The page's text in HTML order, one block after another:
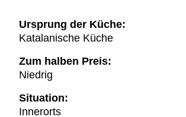
Ursprung der Küche:
Katalanische Küche
Zum halben Preis:
Niedrig
Situation:
Innerorts